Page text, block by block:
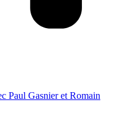
Paul Gasnier et Romain